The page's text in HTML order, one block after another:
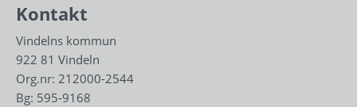
Kontakt
Vindelns kommun
922 81 Vindeln
Org.nr: 212000-2544
Bg: 595-9168